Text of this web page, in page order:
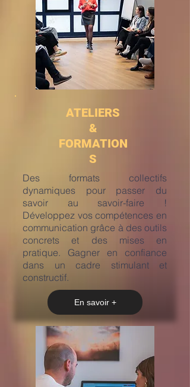
ATELIERS
&
FORMATION
S
​Des formats collectifs
dynamiques pour passer du
savoir au savoir-faire !
Développez vos compétences en
communication grâce à des outils
concrets et des mises en
pratique. Gagner en confiance
dans un cadre stimulant et
constructif.
En savoir +